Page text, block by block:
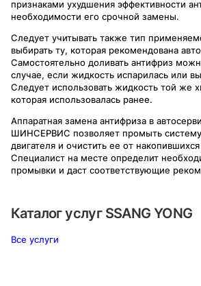
признаками ухудшения эффективности
необходимости его срочной замены.
Следует учитывать также тип
выбирать ту, которая рекомендована
Самостоятельно доливать антифриз
случае, если жидкость испарилась или
Следует использовать жидкость той же
которая использовалась ранее.
Аппаратная замена антифриза в
ШИНСЕРВИС позволяет промыть
двигателя и очистить ее от
Специалист на месте определит
промывки и даст соответствующие
Каталог услуг SSANG YONG
Все услуги